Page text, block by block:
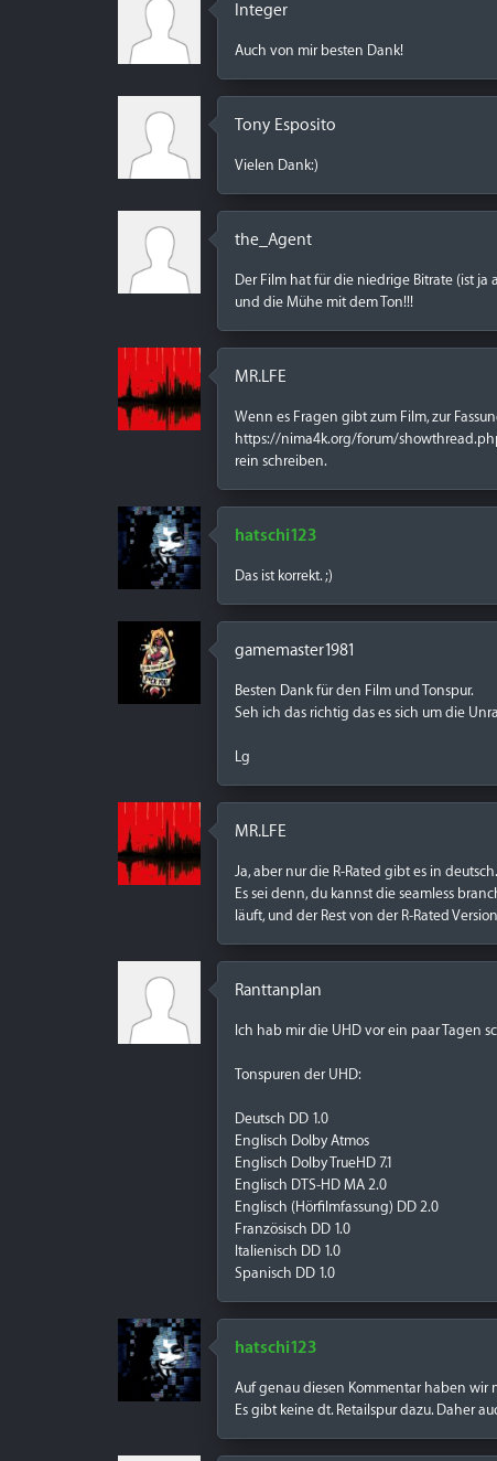
Integer
Auch von mir besten Dank!
Tony Esposito
Vielen Dank:)
the_Agent
Der Film hat für die niedrige Bitrate (ist ja
und die Mühe mit dem Ton!!!
MR.LFE
Wenn es Fragen gibt zum Film, zur
https://nima4k.org/forum/
rein schreiben.
hatschi123
Das ist korrekt. ;)
gamemaster1981
Besten Dank für den Film und Tonspur.
Seh ich das richtig das es sich um die
Lg
MR.LFE
Ja, aber nur die R-Rated gibt es in
Es sei denn, du kannst die seamless
läuft, und der Rest von der R-Rated
Ranttanplan
Ich hab mir die UHD vor ein paar Tagen
Tonspuren der UHD:
Deutsch DD 1.0
Englisch Dolby Atmos
Englisch Dolby TrueHD 7.1
Englisch DTS-HD MA 2.0
Englisch (Hörfilmfassung) DD 2.0
Französisch DD 1.0
Italienisch DD 1.0
Spanisch DD 1.0
hatschi123
Auf genau diesen Kommentar haben wir
Es gibt keine dt. Retailspur dazu. Daher